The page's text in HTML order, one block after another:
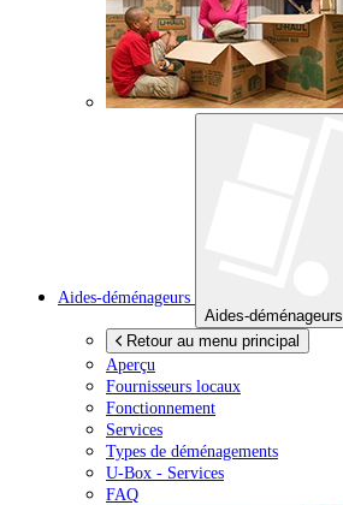
Aides-déménageurs
Aides-déménageurs
Retour au menu principal
Aperçu
Fournisseurs locaux
Fonctionnement
Services
Types de déménagements
U-Box - Services
FAQ